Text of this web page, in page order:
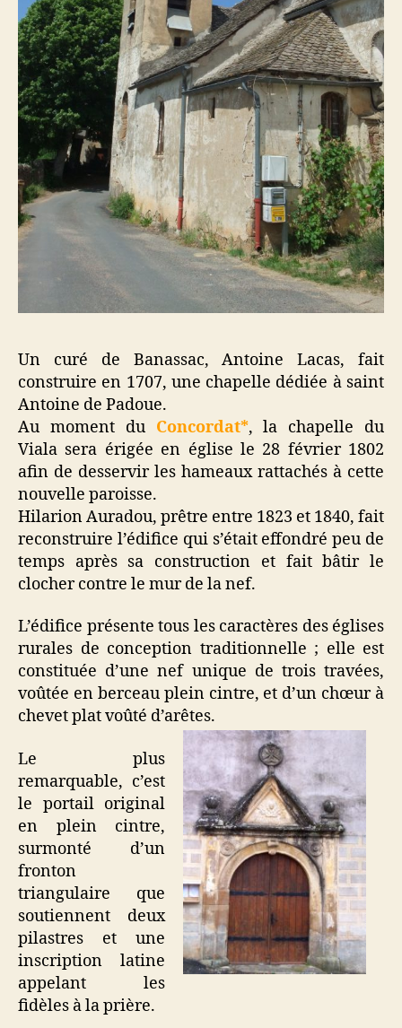
Un curé de Banassac, Antoine Lacas, fait
construire en 1707, une chapelle dédiée à saint
Antoine de Padoue.
Au moment du Concordat*, la chapelle du
Viala sera érigée en église le 28 février 1802
afin de desservir les hameaux rattachés à cette
nouvelle paroisse.
Hilarion Auradou, prêtre entre 1823 et 1840, fait
reconstruire l’édifice qui s’était effondré peu de
temps après sa construction et fait bâtir le
clocher contre le mur de la nef.
L’édifice présente tous les caractères des églises
rurales de conception traditionnelle ; elle est
constituée d’une nef unique de trois travées,
voûtée en berceau plein cintre, et d’un chœur à
chevet plat voûté d’arêtes.
Le plus
remarquable, c’est
le portail original
en plein cintre,
surmonté d’un
fronton
triangulaire que
soutiennent deux
pilastres et une
inscription latine
appelant les
fidèles à la prière.